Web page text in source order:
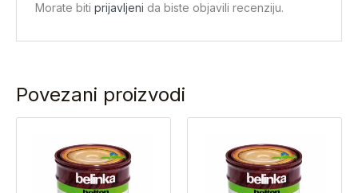
Morate bitiprijavljeni da biste objavili recenziju.
Povezani proizvodi